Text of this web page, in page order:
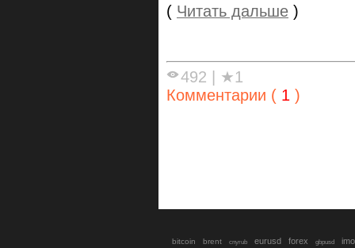
( Читать дальше )
492
★1
Комментарии ( 1 )
bitcoin brent cnyrub eurusd forex gbpusd